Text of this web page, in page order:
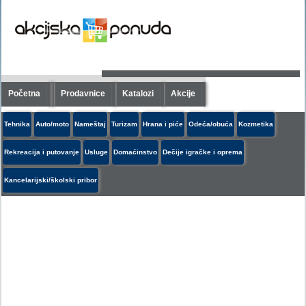
Početna Prodavnice Katalozi Akcije
Tehnika Auto/moto Nameštaj Turizam Hrana i piće Odeća/obuća Kozmetika
Rekreacija i putovanje Usluge Domaćinstvo Dečije igračke i oprema
Kancelarijski/školski pribor